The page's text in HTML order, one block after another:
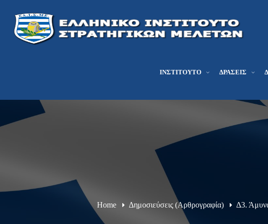
ΙΝΣΤΙΤΟΎΤΟ ΔΡΆΣΕΙΣ
Home Δημοσιεύσεις (Αρθρογραφία) Δ3.